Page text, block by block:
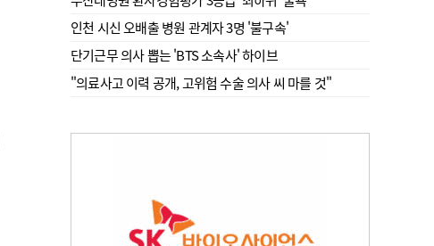
인천 시신 오배출 병원 관계자 3명 '불구속'
단기근무 의사 뽑는 'BTS 소속사' 하이브
"의료사고 이력 공개, 고위험 수술 의사 씨 마를 것"